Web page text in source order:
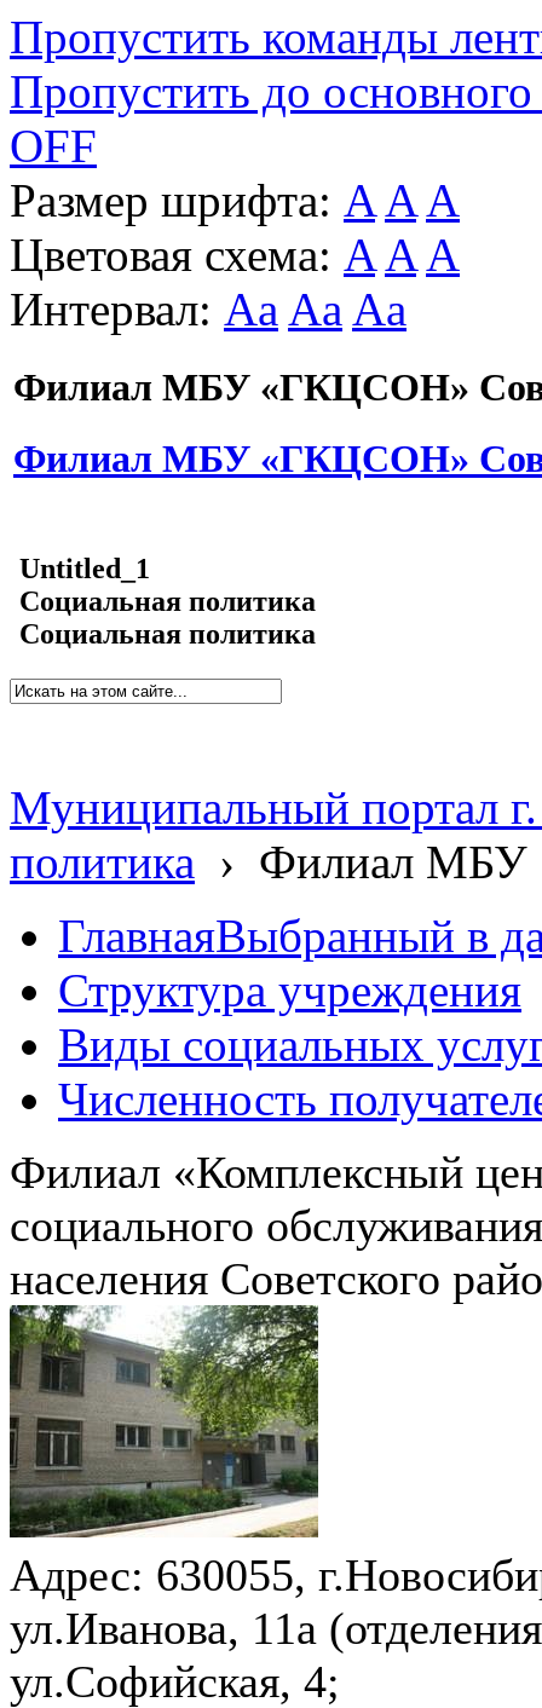
Пропустить команды
Пропустить до основного
OFF
Размер шрифта: A A A
Цветовая схема: A A A
Интервал: Aa Aa Aa
Филиал МБУ «ГКЦСОН»
Филиал МБУ «ГКЦСОН»
Untitled_1
Социальная политика
Социальная политика
Муниципальный портал
политика › Филиал МБУ
ГлавнаяВыбранный в
Структура учреждения
Виды социальных
Численность
Филиал «Комплексный
социального обслуживания
населения Советского
Адрес: 630055,
ул.Иванова, 11а
ул.Софийская, 4;